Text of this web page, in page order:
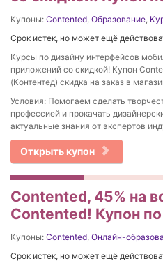
Купоны: Contented Образование
Срок истек, но может ещё
Курсы по дизайну интерфейсов
приложений со скидкой! Купон
(Контентед) скидка на заказ в
Условия: Помогаем сделать
профессией и прокачать
актуальные знания от экспертов
Открыть купон
Contented, 45% на
Contented! Купон
Купоны: Contented Онлайн-
Срок истек, но может ещё